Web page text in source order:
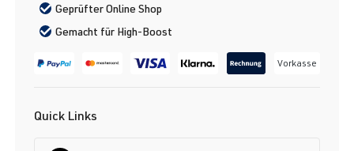
Geprüfter Online Shop
Gemacht für High-Boost
Vorkasse
Quick Links